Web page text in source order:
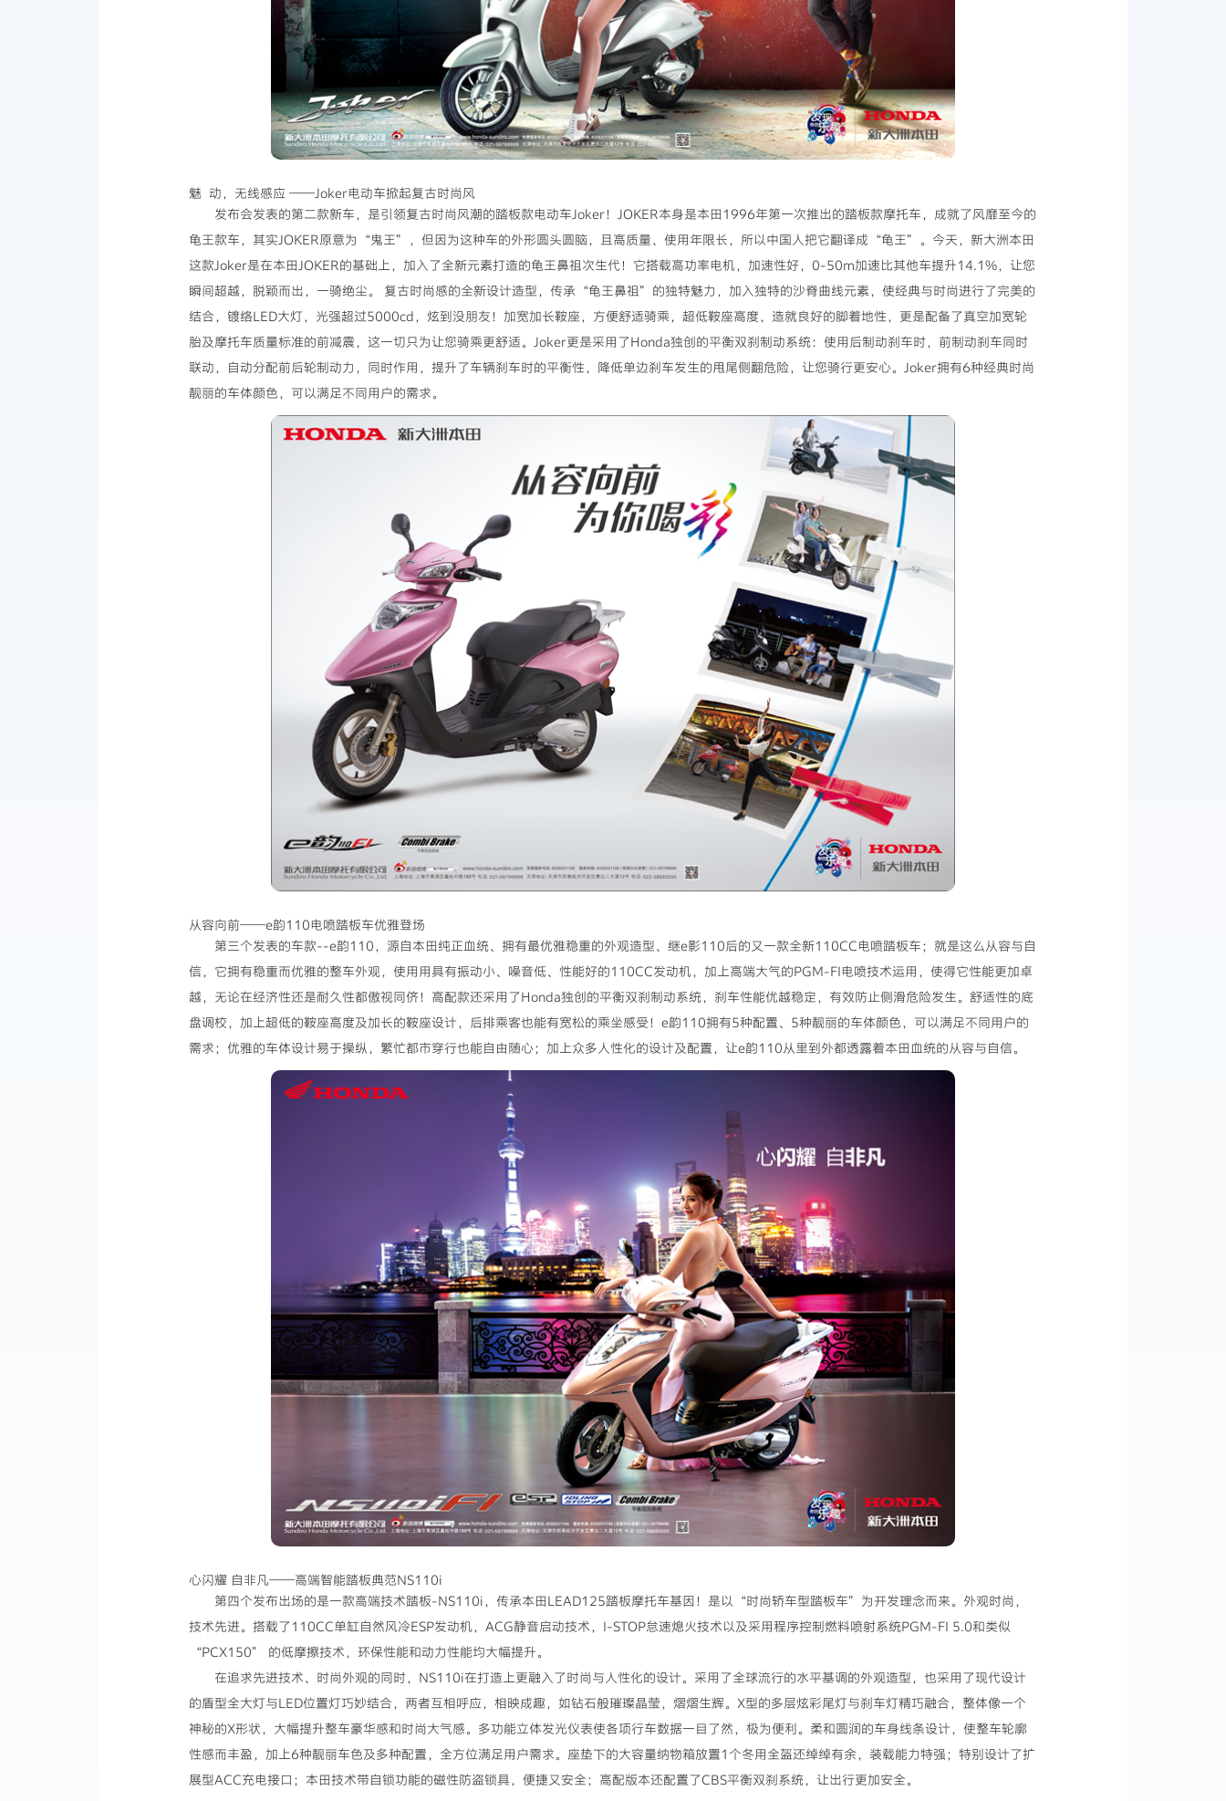
魅 动，无线感应 ——Joker电动车掀起复古时尚风
发布会发表的第二款新车，是引领复古时尚风潮的踏板款电动车Joker！JOKER本身是本田1996年第一次推出的踏板款摩托车，成就了风靡至今的
龟王款车，其实JOKER原意为“鬼王”，但因为这种车的外形圆头圆脑，且高质量、使用年限长，所以中国人把它翻译成“龟王”。今天，新大洲本田
这款Joker是在本田JOKER的基础上，加入了全新元素打造的龟王鼻祖次生代！它搭载高功率电机，加速性好，0-50m加速比其他车提升14.1%，让您
瞬间超越，脱颖而出，一骑绝尘。 复古时尚感的全新设计造型，传承“龟王鼻祖”的独特魅力，加入独特的沙脊曲线元素，使经典与时尚进行了完美的
结合，镀络LED大灯，光强超过5000cd，炫到没朋友！加宽加长鞍座，方便舒适骑乘，超低鞍座高度，造就良好的脚着地性，更是配备了真空加宽轮
胎及摩托车质量标准的前减震，这一切只为让您骑乘更舒适。Joker更是采用了Honda独创的平衡双刹制动系统：使用后制动刹车时，前制动刹车同时
联动，自动分配前后轮制动力，同时作用，提升了车辆刹车时的平衡性，降低单边刹车发生的甩尾侧翻危险，让您骑行更安心。Joker拥有6种经典时尚
靓丽的车体颜色，可以满足不同用户的需求。
从容向前——e韵110电喷踏板车优雅登场
第三个发表的车款--e韵110，源自本田纯正血统、拥有最优雅稳重的外观造型、继e影110后的又一款全新110CC电喷踏板车；就是这么从容与自
信，它拥有稳重而优雅的整车外观，使用用具有振动小、噪音低、性能好的110CC发动机，加上高端大气的PGM-FI电喷技术运用，使得它性能更加卓
越，无论在经济性还是耐久性都傲视同侪！高配款还采用了Honda独创的平衡双刹制动系统，刹车性能优越稳定，有效防止侧滑危险发生。舒适性的底
盘调校，加上超低的鞍座高度及加长的鞍座设计，后排乘客也能有宽松的乘坐感受！e韵110拥有5种配置、5种靓丽的车体颜色，可以满足不同用户的
需求；优雅的车体设计易于操纵，繁忙都市穿行也能自由随心；加上众多人性化的设计及配置，让e韵110从里到外都透露着本田血统的从容与自信。
心闪耀 自非凡——高端智能踏板典范NS110i
第四个发布出场的是一款高端技术踏板-NS110i，传承本田LEAD125踏板摩托车基因！是以“时尚轿车型踏板车”为开发理念而来。外观时尚，
技术先进。搭载了110CC单缸自然风冷ESP发动机，ACG静音启动技术，I-STOP怠速熄火技术以及采用程序控制燃料喷射系统PGM-FI 5.0和类似
“PCX150” 的低摩擦技术，环保性能和动力性能均大幅提升。
在追求先进技术、时尚外观的同时，NS110i在打造上更融入了时尚与人性化的设计。采用了全球流行的水平基调的外观造型，也采用了现代设计
的盾型全大灯与LED位置灯巧妙结合，两者互相呼应，相映成趣，如钻石般璀璨晶莹，熠熠生辉。X型的多层炫彩尾灯与刹车灯精巧融合，整体像一个
神秘的X形状，大幅提升整车豪华感和时尚大气感。多功能立体发光仪表使各项行车数据一目了然，极为便利。柔和圆润的车身线条设计，使整车轮廓
性感而丰盈，加上6种靓丽车色及多种配置，全方位满足用户需求。座垫下的大容量纳物箱放置1个冬用全盔还绰绰有余，装载能力特强；特别设计了扩
展型ACC充电接口；本田技术带自锁功能的磁性防盗锁具，便捷又安全；高配版本还配置了CBS平衡双刹系统，让出行更加安全。